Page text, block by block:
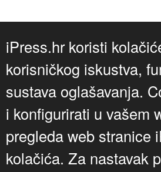
iPress.hr koristi
korisničkog iskustva,
sustava oglašavanja.
i konfigurirati u vašem
pregleda web stranice
kolačića. Za nastavak